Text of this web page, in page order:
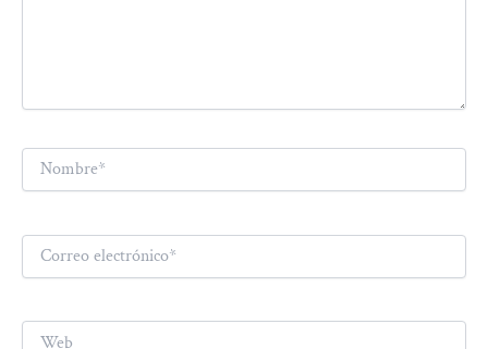
Nombre*
Correo
electrónico*